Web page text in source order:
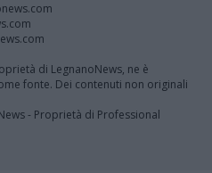
di LegnanoNews, ne è
fonte. Dei contenuti non originali
- Proprietà di Professional